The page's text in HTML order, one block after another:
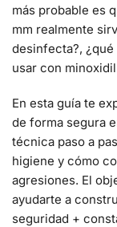
más probable es
mm realmente
desinfecta?,
usar con
En esta guía te
de forma segura
técnica paso a
higiene y cómo
agresiones. El
ayudarte a
seguridad +